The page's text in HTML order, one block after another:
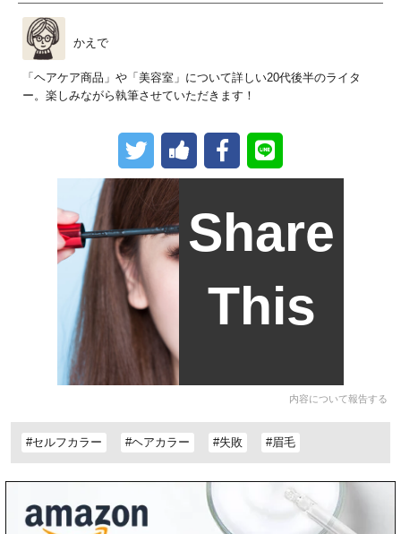
かえで
「ヘアケア商品」や「美容室」について詳しい20代後半のライタ
ー。楽しみながら執筆させていただきます！
Share
This
内容について報告する
#セルフカラー #ヘアカラー #失敗 #眉毛